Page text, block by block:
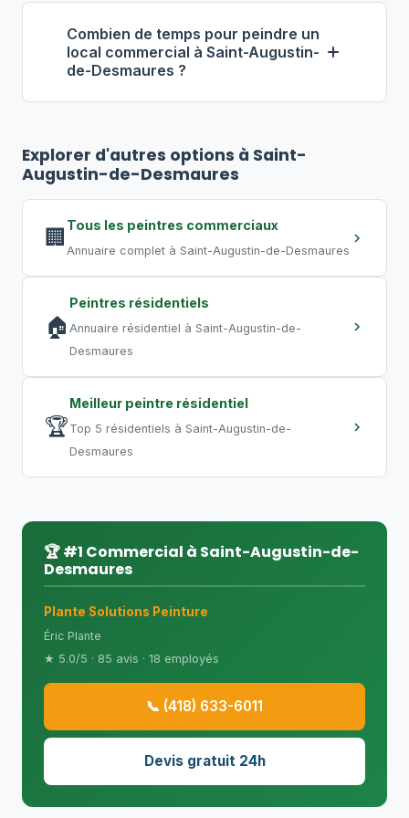
Augustin-de-Desmaures, comptez
entre 4 $ et 9 $ par pied carré, pose
incluse.
isolation des zones, ventilation
adéquate, peintures à faibles COV. Pour
éviter toute perturbation, optez pour
des travaux de nuit ou de fin de
Combien de temps pour peindre un
local commercial à Saint-Augustin-
de-Desmaures ?
peut nécessiter5 à 10 jours. Un grand
compresser les délais.
Explorer d'autres options à Saint-
Augustin-de-Desmaures
🏢 Tous les peintres commerciaux
Annuaire complet à Saint-Augustin-de-Desmaures
🏠
Peintres résidentiels
Annuaire résidentiel à Saint-Augustin-de-
Desmaures
🏆
Meilleur peintre résidentiel
Top 5 résidentiels à Saint-Augustin-de-
Desmaures
🏆 #1 Commercial à Saint-Augustin-de-
Desmaures
Plante Solutions Peinture
Éric Plante
★ 5.0/5 · 85 avis · 18 employés
📞 (418) 633-6011
Devis gratuit 24h